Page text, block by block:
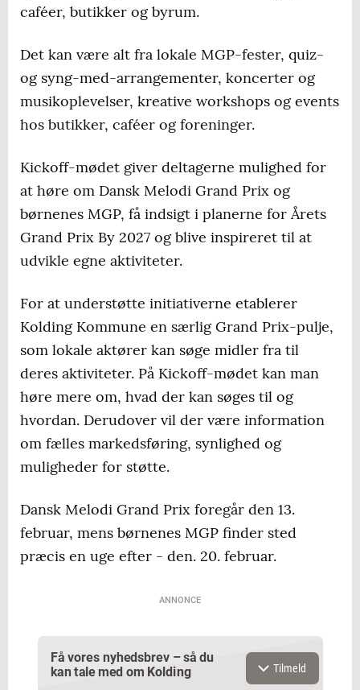
caféer, butikker og byrum.
Det kan være alt fra lokale MGP-fester, quiz-
og syng-med-arrangementer, koncerter og
musikoplevelser, kreative workshops og events
hos butikker, caféer og foreninger.
Kickoff-mødet giver deltagerne mulighed for
at høre om Dansk Melodi Grand Prix og
børnenes MGP, få indsigt i planerne for Årets
Grand Prix By 2027 og blive inspireret til at
udvikle egne aktiviteter.
For at understøtte initiativerne etablerer
Kolding Kommune en særlig Grand Prix-pulje,
som lokale aktører kan søge midler fra til
deres aktiviteter. På Kickoff-mødet kan man
høre mere om, hvad der kan søges til og
hvordan. Derudover vil der være information
om fælles markedsføring, synlighed og
muligheder for støtte.
Dansk Melodi Grand Prix foregår den 13.
februar, mens børnenes MGP finder sted
præcis en uge efter - den. 20. februar.
ANNONCE
Få vores nyhedsbrev – så du
kan tale med om Kolding
Tilmeld